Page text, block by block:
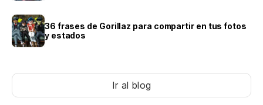
36 frases de Gorillaz para compartir en tus fotos
y estados
Ir al blog